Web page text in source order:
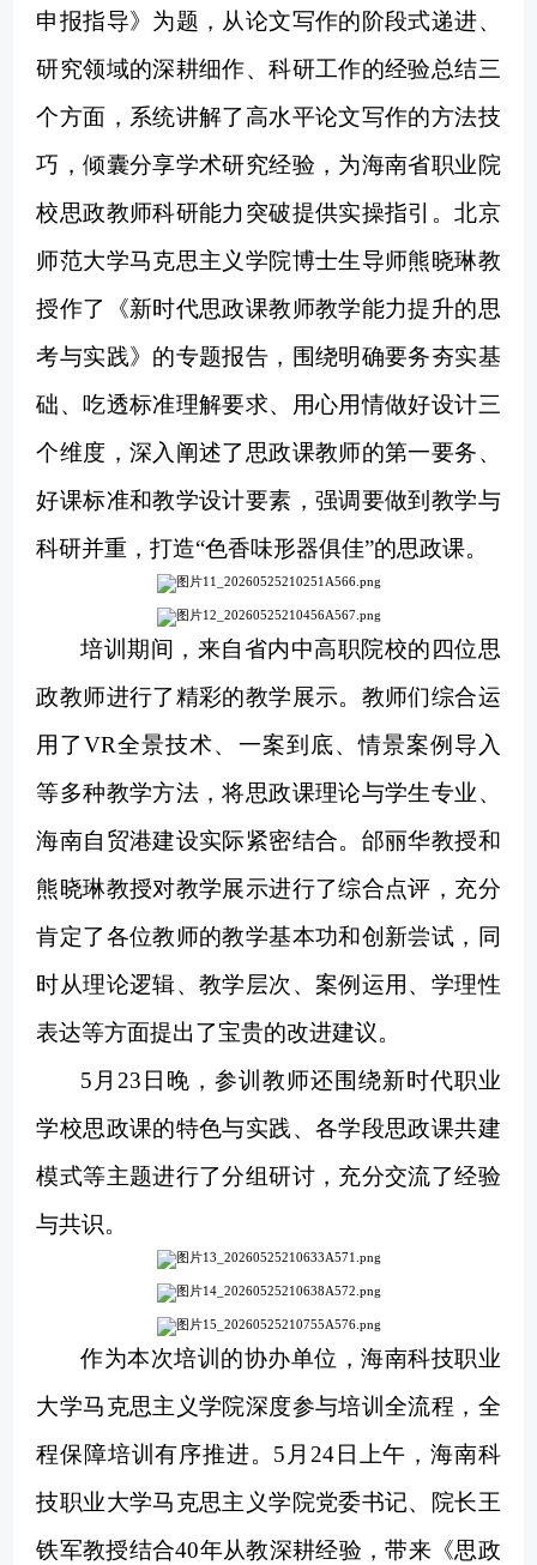
申报指导》为题，从论文写作的阶段式递进、
研究领域的深耕细作、科研工作的经验总结三
个方面，系统讲解了高水平论文写作的方法技
巧 ，倾囊分享学术研究经验，为海南省职业院
校思政教师科研能力突破提供实操指引 。北京
师范大学马克思主义学院博士生导师熊晓琳教
授作了《新时代思政课教师教学能力提升的思
考与实践》的专题报告，围绕明确要务夯实基
础、吃透标准理解要求、用心用情做好设计三
个维度，深入阐述了思政课教师的第一要务、
好课标准和教学设计要素，强调要做到教学与
科研并重，打造“色香味形器俱佳”的思政课。
培训期间，来自省内中高职院校的四位思
政教师进行了精彩的教学展示。教师们综合运
用了VR全景技术、一案到底、情景案例导入
等多种教学方法，将思政课理论与学生专业、
海南自贸港建设实际紧密结合。邰丽华教授和
熊晓琳教授对教学展示进行了综合点评，充分
肯定了各位教师的教学基本功和创新尝试，同
时从理论逻辑、教学层次、案例运用、学理性
表达等方面提出了宝贵的改进建议。
5月23日晚，参训教师还围绕新时代职业
学校思政课的特色与实践、各学段思政课共建
模式等主题进行了分组研讨， 充分交流了经验
与共识。
作为本次培训的协办单位，海南科技职业
大学马克思主义学院深度参与培训全流程，全
程保障培训有序推进。 5月24日上午， 海南科
技职业大学马克思主义学院党委书记、
院长王
铁军教授结合40年从教深耕经验，带来《思政